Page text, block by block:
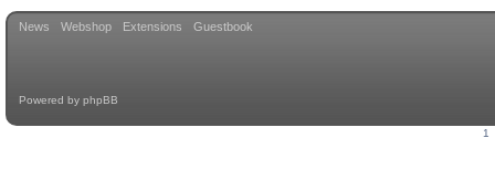
News Webshop Extensions Guestbook
Powered by phpBB
1